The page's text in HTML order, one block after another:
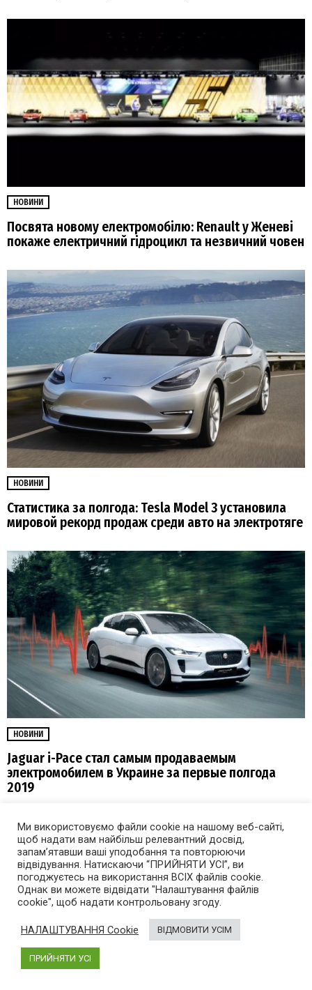
НОВИНИ
Посвята новому електромобілю: Renault у Женеві
покаже електричний гідроцикл та незвичний човен
НОВИНИ
Статистика за полгода: Tesla Model 3 установила
мировой рекорд продаж среди авто на электротяге
НОВИНИ
Jaguar i-Pace стал самым продаваемым
электромобилем в Украине за первые полгода
2019
Ми використовуємо файли cookie на нашому веб-сайті,
щоб надати вам найбільш релевантний досвід,
запам’ятавши ваші уподобання та повторюючи
відвідування. Натискаючи “ПРИЙНЯТИ УСІ”, ви
погоджуєтесь на використання ВСІХ файлів cookie.
Однак ви можете відвідати "Налаштування файлів
cookie", щоб надати контрольовану згоду.
НАЛАШТУВАННЯ Cookie ВІДМОВИТИ УСІМ
ПРИЙНЯТИ УСІ